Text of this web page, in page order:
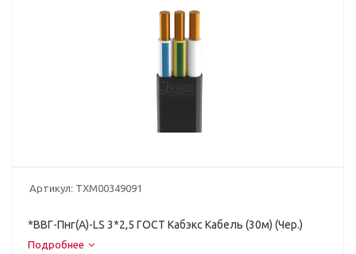
Артикул: ТХМ00349091
*ВВГ-Пнг(A)-LS 3*2,5 ГОСТ Кабэкс Кабель (30м) (Чер.)
Подробнее